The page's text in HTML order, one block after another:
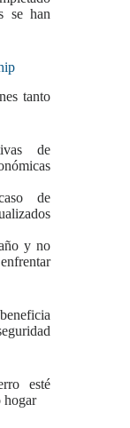
se han
tanto
de
de
y no
esté
hogar